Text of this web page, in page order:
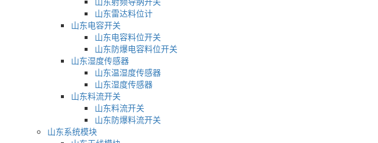
山东雷达料位计
山东电容开关
山东电容料位开关
山东防爆电容料位开关
山东湿度传感器
山东温湿度传感器
山东湿度传感器
山东料流开关
山东料流开关
山东防爆料流开关
山东系统模块